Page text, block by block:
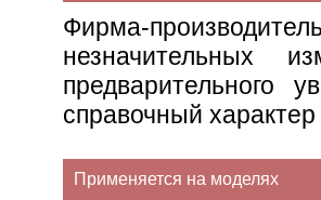
Фирма-
незначительных
предварительного
справочный
Применяется на моделях